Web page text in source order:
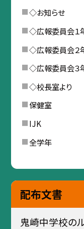
◇お知らせ
◇広報委員会１
◇広報委員会２
◇広報委員会３
◇校長室より
保健室
IJK
全学年
配布文書
鬼崎中学校の